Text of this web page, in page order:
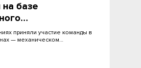
базе
приняли участие команды в
— механическом…